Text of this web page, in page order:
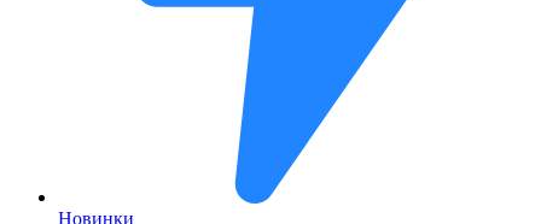
Новинки